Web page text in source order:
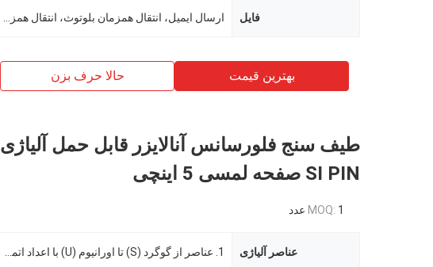
فایل
بهترین قیمت حالا حرف بزن
طیف سنج فلورسانس آنالایزر قابل حمل آلیاژی
SI PIN صفحه لمسی 5 اینچی
MOQ: 1 عدد
عناصر آلیاژی